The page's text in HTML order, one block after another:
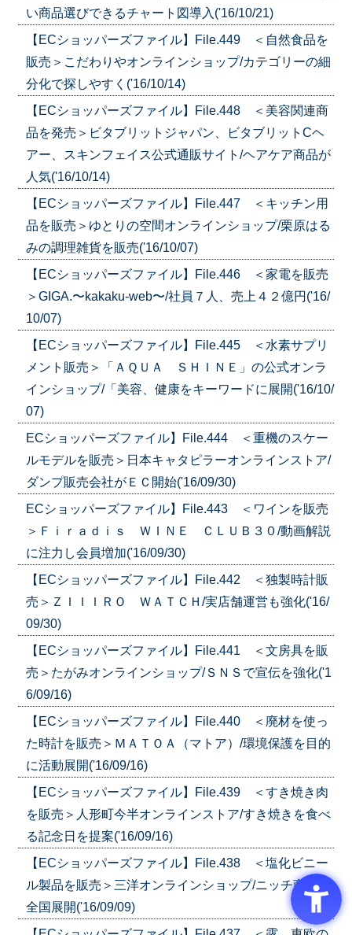
い商品選びできるチャート図導入('16/10/21)
【ECショッパーズファイル】File.449 ＜自然食品を
販売＞こだわりやオンラインショップ/カテゴリーの細
分化で探しやすく('16/10/14)
【ECショッパーズファイル】File.448 ＜美容関連商
品を発売＞ビタブリットジャパン、ビタブリットCヘ
アー、スキンフェイス公式通販サイト/ヘアケア商品が
人気('16/10/14)
【ECショッパーズファイル】File.447 ＜キッチン用
品を販売＞ゆとりの空間オンラインショップ/栗原はる
みの調理雑貨を販売('16/10/07)
【ECショッパーズファイル】File.446 ＜家電を販売
＞GIGA.〜kakaku-web〜/社員７人、売上４２億円('16/
10/07)
【ECショッパーズファイル】File.445 ＜水素サプリ
メント販売＞「ＡＱＵＡ ＳＨＩＮＥ」の公式オンラ
インショップ/「美容、健康をキーワードに展開('16/10/
07)
ECショッパーズファイル】File.444 ＜重機のスケー
ルモデルを販売＞日本キャタピラーオンラインストア/
ダンプ販売会社がＥＣ開始('16/09/30)
ECショッパーズファイル】File.443 ＜ワインを販売
＞Ｆｉｒａｄｉｓ ＷＩＮＥ ＣＬＵＢ３０/動画解説
に注力し会員増加('16/09/30)
【ECショッパーズファイル】File.442 ＜独製時計販
売＞ＺＩＩＩＲＯ ＷＡＴＣＨ/実店舗運営も強化('16/
09/30)
【ECショッパーズファイル】File.441 ＜文房具を販
売＞たがみオンラインショップ/ＳＮＳで宣伝を強化('1
6/09/16)
【ECショッパーズファイル】File.440 ＜廃材を使っ
た時計を販売＞ＭＡＴＯＡ（マトア）/環境保護を目的
に活動展開('16/09/16)
【ECショッパーズファイル】File.439 ＜すき焼き肉
を販売＞人形町今半オンラインストア/すき焼きを食べ
る記念日を提案('16/09/16)
【ECショッパーズファイル】File.438 ＜塩化ビニー
ル製品を販売＞三洋オンラインショップ/ニッチ商品を
全国展開('16/09/09)